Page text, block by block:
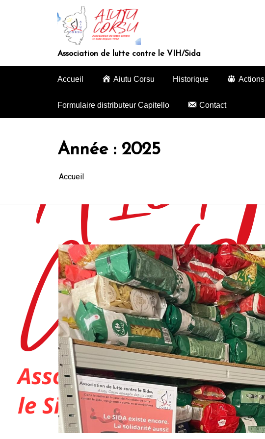
Association de lutte contre le VIH/Sida
Accueil Aiutu Corsu Historique Actions
Formulaire distributeur Capitello Contact
Année : 2025
Accueil
Dans Actions 2026
Projection-débat et
sensibilisation : Aiutu Corsu
mobilisée pour la Semaine
de la santé sexuelle 2026